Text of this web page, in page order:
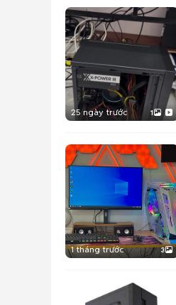
25 ngày trước 1
1 tháng trước 3